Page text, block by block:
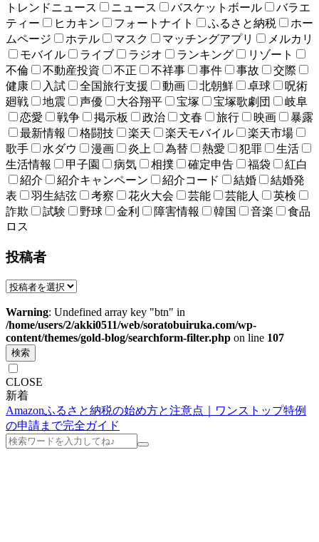
トレンドニュース
ニュース バスケットボール
バラエ
ティー
ヒカキン フォートナイト ふるさと納税
ホー
ムページ
ホテル マスク マッチングアプリ
メルカリ
モバイル
ライブ ラジオ ランキング
リゾート
不倫
不動産投資 不正 不祥事 事件 事故
交際
健康
入試 全国旅行支援 動画 北朝鮮 卓球
呪術
廻戦
地震 声優 大谷翔平 宝塚 宝塚歌劇団
岐阜
恋愛
戦争 掲示板 政治 文春 旅行 映画
暴露
最新情報
格闘技 楽天 楽天モバイル
楽天市場
歌手
水ダウ 漫画 炎上 為替 熱愛 犯罪
生活
生活情報
甲子園 病気 相撲 確定申告 福袋
紅白
紹介
紹介キャンペーン 紹介コード 結婚
結婚発
表
羽生結弦 考察 花火大会 芸能 芸能人
英検
詐欺
試験 野球 金利 障害情報 韓国 音楽
食品
ロス
投稿者
Warning: Undefined array key "btn" in
/home/users/2/akki0511/web/soratobuiruka.com/wp-
content/themes/gold-blog/searchform-filter.php on line 107
検索
CLOSE
新着
Amazonふるさと納税の始め方と注意点｜ワンストップ特例
の申請まで完全ガイド